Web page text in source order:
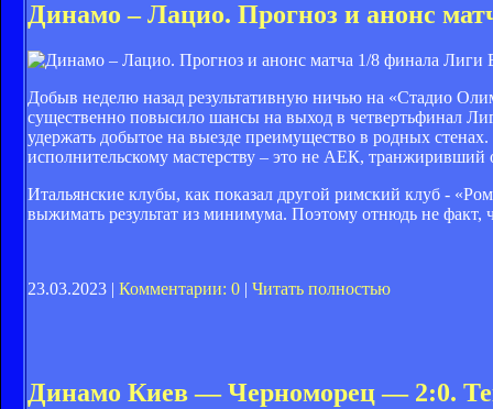
Динамо – Лацио. Прогноз и анонс
Добыв неделю назад результативную ничью на «Стадио
существенно повысило шансы на выход в четвертьфинал
удержать добытое на выезде преимущество в родных
исполнительскому мастерству – это не АЕК,
Итальянские клубы, как показал другой римский клуб -
выжимать результат из минимума. Поэтому отнюдь не
23.03.2023 | Комментарии: 0 | Читать полностью
Динамо Киев — Черноморец — 2:0.